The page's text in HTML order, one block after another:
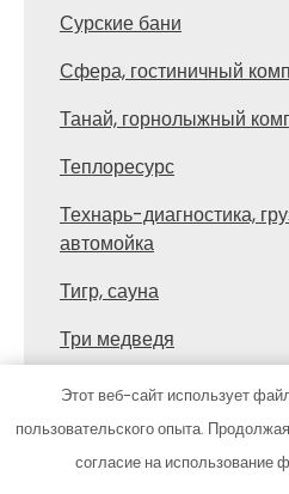
Сурские бани
Сфера, гостиничный
Танай, горнолыжный
Теплоресурс
Технарь-диагностика,
автомойка
Тигр, сауна
Три медведя
У залива, баня
У Лёхи, гостиничный
Этот веб-сайт использует
пользовательского опыта.
согласие на